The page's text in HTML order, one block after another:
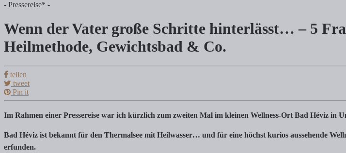
- Pressereise* -
Wenn der Vater große Schritte hinterlässt… – 5 Fragen an Dr.
Tanja Klindworth
Im Rahmen einer Pressereise war ich kürzlich zum zweiten Mal im kleinen Wellness-Ort Bad Héviz in
Wenn der Vater große Schritte hinterlässt… – 5
Heilmethode, Gewichtsbad & Co.
teilen
tweet
Pin it
Im Rahmen einer Pressereise war ich kürzlich zum zweiten Mal im kleinen Wellness-Ort Bad Héviz
Bad Héviz ist bekannt für den Thermalsee mit Heilwasser… und für eine höchst kurios aussehende
erfunden.